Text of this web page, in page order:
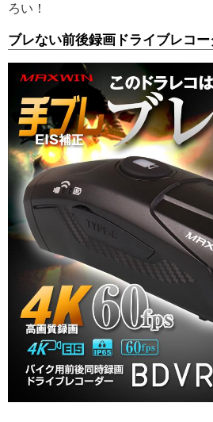
ろい！
ブレない前後録画ドライブレコー